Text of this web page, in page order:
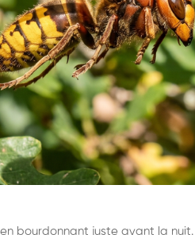
bourdonnant juste avant la